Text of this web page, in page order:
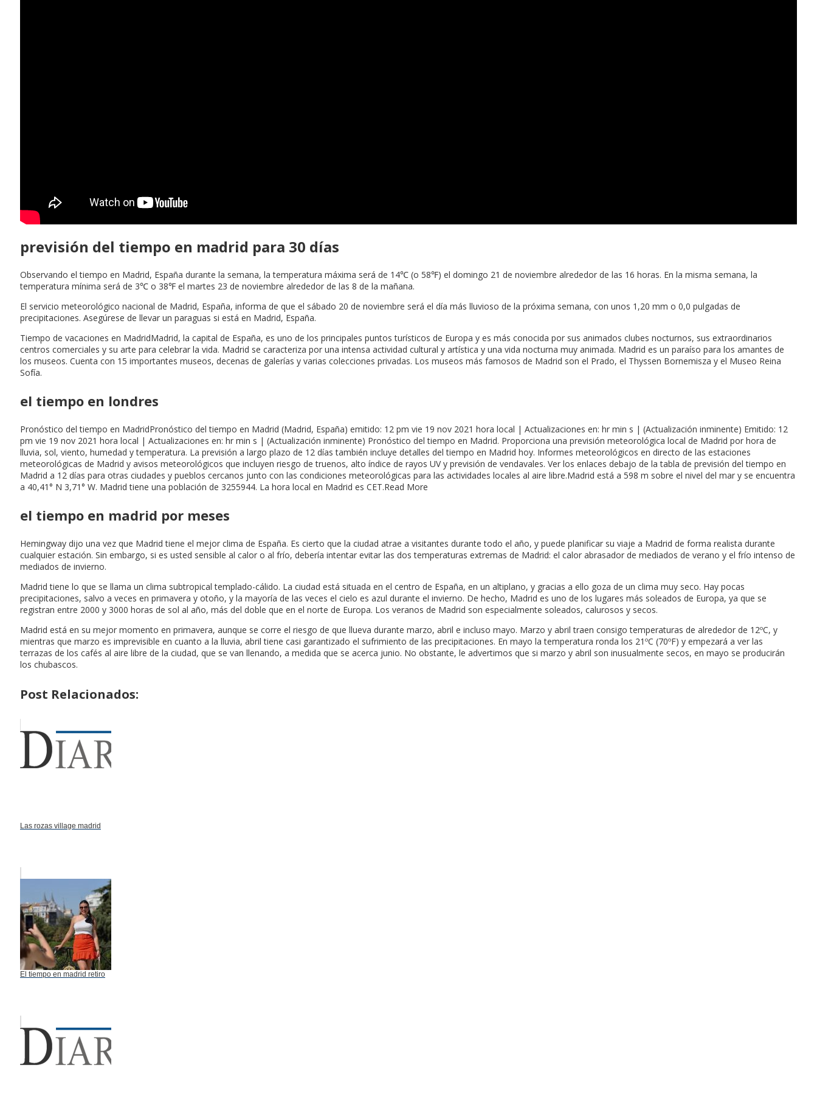
previsión del tiempo en madrid para 30 días
Observando el tiempo en Madrid, España durante la semana, la temperatura máxima será de 14℃ (o 58℉) el domingo 21 de noviembre alrededor de las 16 horas. En la misma semana, la
temperatura mínima será de 3℃ o 38℉ el martes 23 de noviembre alrededor de las 8 de la mañana.
El servicio meteorológico nacional de Madrid, España, informa de que el sábado 20 de noviembre será el día más lluvioso de la próxima semana, con unos 1,20 mm o 0,0 pulgadas de
precipitaciones. Asegúrese de llevar un paraguas si está en Madrid, España.
Tiempo de vacaciones en MadridMadrid, la capital de España, es uno de los principales puntos turísticos de Europa y es más conocida por sus animados clubes nocturnos, sus extraordinarios
centros comerciales y su arte para celebrar la vida. Madrid se caracteriza por una intensa actividad cultural y artística y una vida nocturna muy animada. Madrid es un paraíso para los amantes de
los museos. Cuenta con 15 importantes museos, decenas de galerías y varias colecciones privadas. Los museos más famosos de Madrid son el Prado, el Thyssen Bornemisza y el Museo Reina
Sofía.
el tiempo en londres
Pronóstico del tiempo en MadridPronóstico del tiempo en Madrid (Madrid, España) emitido: 12 pm vie 19 nov 2021 hora local | Actualizaciones en: hr min s | (Actualización inminente) Emitido: 12
pm vie 19 nov 2021 hora local | Actualizaciones en: hr min s | (Actualización inminente) Pronóstico del tiempo en Madrid. Proporciona una previsión meteorológica local de Madrid por hora de
lluvia, sol, viento, humedad y temperatura. La previsión a largo plazo de 12 días también incluye detalles del tiempo en Madrid hoy. Informes meteorológicos en directo de las estaciones
meteorológicas de Madrid y avisos meteorológicos que incluyen riesgo de truenos, alto índice de rayos UV y previsión de vendavales. Ver los enlaces debajo de la tabla de previsión del tiempo en
Madrid a 12 días para otras ciudades y pueblos cercanos junto con las condiciones meteorológicas para las actividades locales al aire libre.Madrid está a 598 m sobre el nivel del mar y se encuentra
a 40,41° N 3,71° W. Madrid tiene una población de 3255944. La hora local en Madrid es CET.Read More
el tiempo en madrid por meses
Hemingway dijo una vez que Madrid tiene el mejor clima de España. Es cierto que la ciudad atrae a visitantes durante todo el año, y puede planificar su viaje a Madrid de forma realista durante
cualquier estación. Sin embargo, si es usted sensible al calor o al frío, debería intentar evitar las dos temperaturas extremas de Madrid: el calor abrasador de mediados de verano y el frío intenso de
mediados de invierno.
Madrid tiene lo que se llama un clima subtropical templado-cálido. La ciudad está situada en el centro de España, en un altiplano, y gracias a ello goza de un clima muy seco. Hay pocas
precipitaciones, salvo a veces en primavera y otoño, y la mayoría de las veces el cielo es azul durante el invierno. De hecho, Madrid es uno de los lugares más soleados de Europa, ya que se
registran entre 2000 y 3000 horas de sol al año, más del doble que en el norte de Europa. Los veranos de Madrid son especialmente soleados, calurosos y secos.
Madrid está en su mejor momento en primavera, aunque se corre el riesgo de que llueva durante marzo, abril e incluso mayo. Marzo y abril traen consigo temperaturas de alrededor de 12ºC, y
mientras que marzo es imprevisible en cuanto a la lluvia, abril tiene casi garantizado el sufrimiento de las precipitaciones. En mayo la temperatura ronda los 21ºC (70ºF) y empezará a ver las
terrazas de los cafés al aire libre de la ciudad, que se van llenando, a medida que se acerca junio. No obstante, le advertimos que si marzo y abril son inusualmente secos, en mayo se producirán
los chubascos.
Post Relacionados:
Las rozas village madrid
El tiempo en madrid retiro